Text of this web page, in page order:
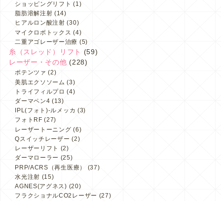
ショッピングリフト (1)
脂肪溶解注射 (14)
ヒアルロン酸注射 (30)
マイクロボトックス (4)
二重アゴレーザー治療 (5)
糸（スレッド）リフト
(59)
レーザー・その他 (228)
ポテンツァ (2)
美肌エクソソーム (3)
トライフィルプロ (4)
ダーマペン4 (13)
IPL(フォト)-ルメッカ (3)
フォトRF (27)
レーザートーニング (6)
Qスイッチレーザー (2)
レーザーリフト (2)
ダーマローラー (25)
PRP/ACRS（再生医療）
(37)
水光注射 (15)
AGNES(アグネス) (20)
フラクショナルCO2レーザー (27)